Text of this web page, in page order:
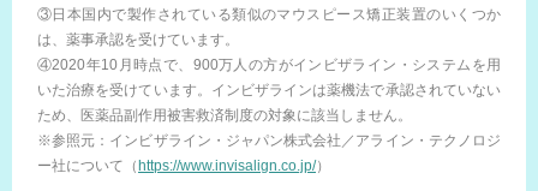
③日本国内で製作されている類似のマウスピース矯正装置のいくつか
は、薬事承認を受けています。
④2020年10月時点で、900万人の方がインビザライン・システムを用
いた治療を受けています。インビザラインは薬機法で承認されていない
ため、医薬品副作用被害救済制度の対象に該当しません。
※参照元：インビザライン・ジャパン株式会社／アライン・テクノロジ
ー社について（ https://www.invisalign.co.jp/）